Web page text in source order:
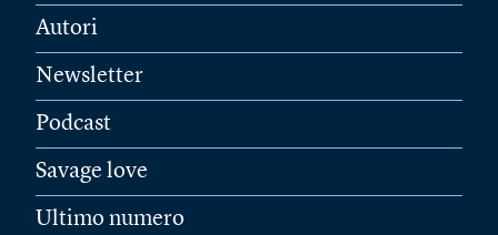
Autori
Newsletter
Podcast
Savage love
Ultimo numero